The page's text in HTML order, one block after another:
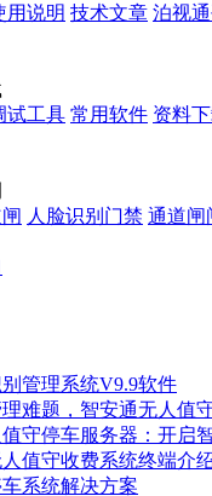
用说明 技术文章 泊视
试工具 常用软件 资料
人脸识别门禁 通道闸
管理系统V9.9软件
难题，智安通无人值
守停车服务器：开启
值守收费系统终端介
系统解决方案